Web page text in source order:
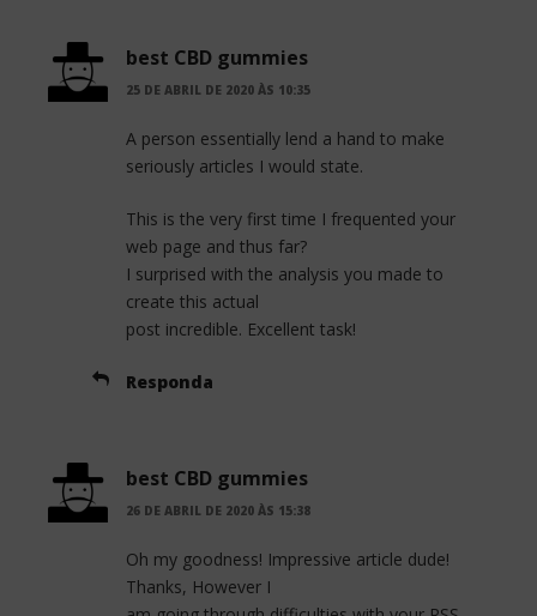
best CBD gummies
25 DE ABRIL DE 2020 ÀS 10:35
A person essentially lend a hand to make
seriously articles I would state.
This is the very first time I frequented your
web page and thus far?
I surprised with the analysis you made to
create this actual
post incredible. Excellent task!
Responda
best CBD gummies
26 DE ABRIL DE 2020 ÀS 15:38
Oh my goodness! Impressive article dude!
Thanks, However I